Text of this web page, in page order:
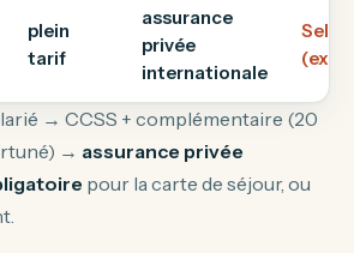
plein
tarif
assurance
privée
internationale
→ CCSS + complémentaire (20
→ assurance privée
pour la carte de séjour, ou